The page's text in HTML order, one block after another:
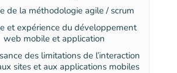
de la méthodologie agile / scrum
et expérience du développement
web mobile et application
des limitations de l’interaction
sites et aux applications mobiles